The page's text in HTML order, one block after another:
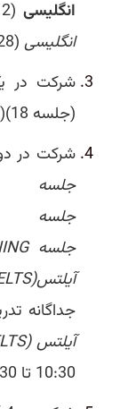
انگلیسی (Intensive 2)
انگلیسی (28 جلسه)
شرکت در ی
IELTS) و (PRE-TOEFL)(18 جلسه)
شرکت در
جلسه
آیلتس(
جداگانه
آیلتس (
10:30 تا 13:30 همراه با زمان استراحت ارائه می شود.